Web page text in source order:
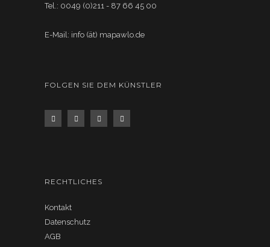
Tel.: 0049 (0)211 - 87 66 45 00
E-Mail: info (ät) mapawlo.de
FOLGEN SIE DEM KÜNSTLER
RECHTLICHES
Kontakt
Datenschutz
AGB